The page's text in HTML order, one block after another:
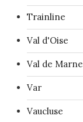
Trainline
Val d'Oise
Val de Marne
Var
Vaucluse